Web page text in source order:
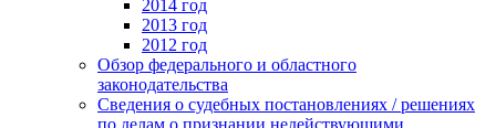
2014 год
2013 год
2012 год
Обзор федерального и областного
законодательства
Сведения о судебных постановлениях / решениях
по делам о признании недействующими